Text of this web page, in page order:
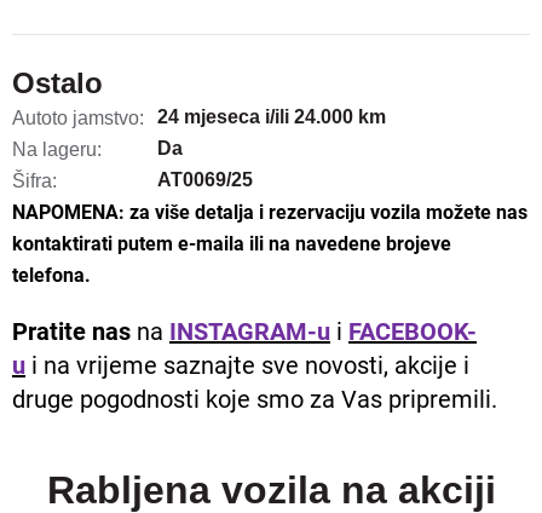
Ostalo
Autoto jamstvo:
24 mjeseca i/ili 24.000 km
Na lageru:
Da
Šifra:
AT0069/25
NAPOMENA: za više detalja i rezervaciju vozila možete nas
kontaktirati putem e-maila ili na navedene brojeve
telefona.
Pratite nas na INSTAGRAM-u i FACEBOOK-
u i na vrijeme saznajte sve novosti, akcije i
druge pogodnosti koje smo za Vas pripremili.
Rabljena vozila na akciji